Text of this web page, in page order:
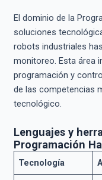
El dominio de la
soluciones
robots industriales
monitoreo. Esta área
programación y
de las competencias
tecnológico.
Lenguajes y
Programación
Tecnología